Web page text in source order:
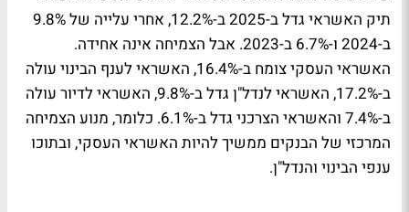
תיק האשראי גדל ב-2025 ב-12.2%, אחרי עלייה של 9.8%
ב-2024 ו-6.7% ב-2023. אבל הצמיחה אינה אחידה.
האשראי העסקי צומח ב-16.4%, האשראי לענף הבינוי עולה
ב-17.2%, האשראי לנדל"ן גדל ב-9.8%, האשראי לדיור עולה
ב-7.4% והאשראי הצרכני גדל ב-6.1%. כלומר, מנוע הצמיחה
המרכזי של הבנקים ממשיך להיות האשראי העסקי, ובתוכו
ענפי הבינוי והנדל"ן.